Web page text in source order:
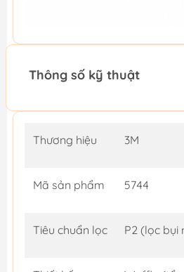
Thông số kỹ thuật
Thương hiệu 3M
Mã sản phẩm 5744
Tiêu chuẩn lọc P2 (lọc bụi